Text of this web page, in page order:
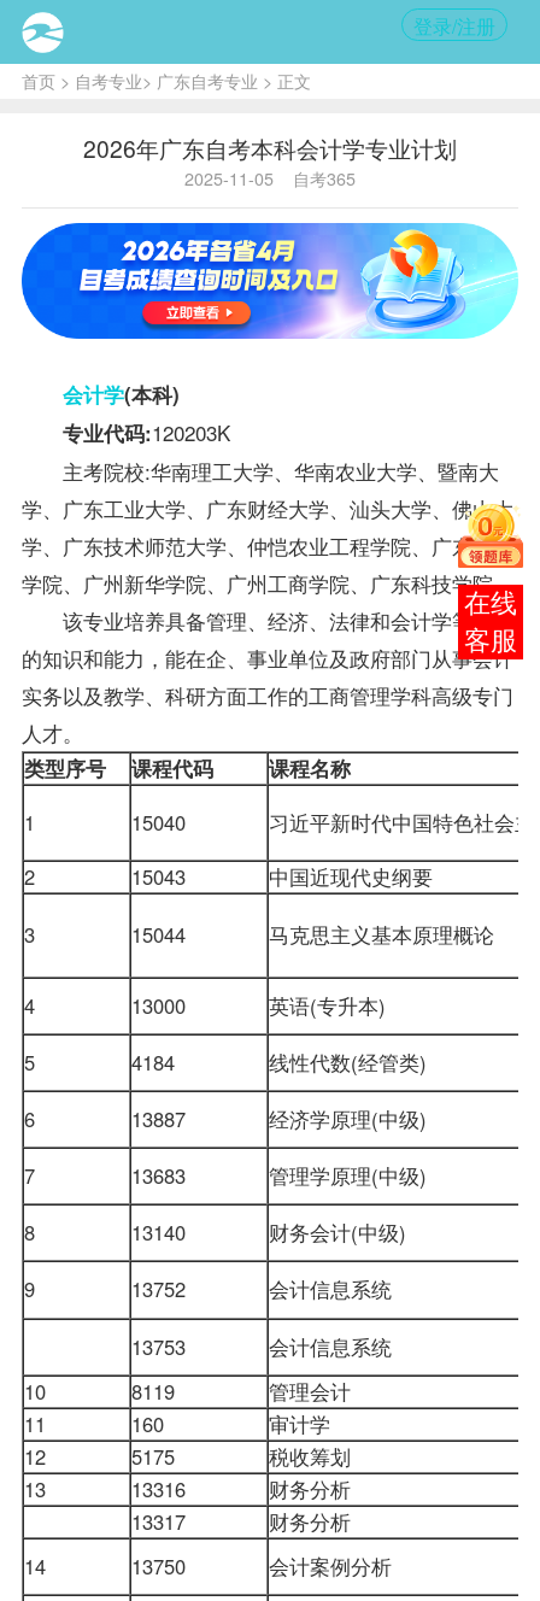
登录/注册
首页> 自考专业> 广东自考专业 > 正文
2026年广东自考本科会计学专业计划
2025-11-05 自考365
会计学(本科)
专业代码:120203K
主考院校:华南理工大学、华南农业大学、暨南大
学、广东工业大学、广东财经大学、汕头大学、佛山大
学、广东技术师范大学、仲恺农业工程学院、广东金融
学院、广州新华学院、广州工商学院、广东科技学院
该专业培养具备管理、经济、法律和会计学等方面
的知识和能力，能在企、事业单位及政府部门从事会计
实务以及教学、科研方面工作的工商管理学科高级专门
人才。
类型序号 课程代码
课程名称
1
15040
习近平新时代中国特色社会
2
15043
中国近现代史纲要
3
15044 马克思主义基本原理概论
4 13000
英语(专升本)
5
4184
线性代数(经管类)
6
13887
经济学原理(中级)
7
13683 管理学原理(中级)
8
13140
财务会计(中级)
9
13752
会计信息系统
13753
会计信息系统
10
8119
管理会计
11
160
审计学
12
5175
税收筹划
13
13316
财务分析
13317
财务分析
14
13750 会计案例分析
报考
咨询